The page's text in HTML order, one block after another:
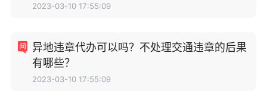
2023-03-10 17:55:09
异地违章代办可以吗？不处理交通违章的后果
有哪些？
2023-03-10 17:55:09